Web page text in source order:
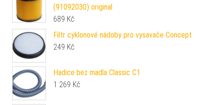
(91092030) original
689 Kč
Filtr cyklonové nádoby pro vysavače Concept
249 Kč
Hadice bez madla Classic C1
1 269 Kč